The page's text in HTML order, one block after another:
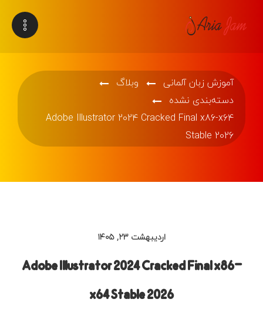
آموزش زبان آلمانی
وبلاگ
دسته‌بندی نشده
Adobe Illustrator 2024 Cracked Final x86-x64
Stable 2026
اردیبهشت ۲۳, ۱۴۰۵
Adobe Illustrator 2024 Cracked Final x86-
x64 Stable 2026